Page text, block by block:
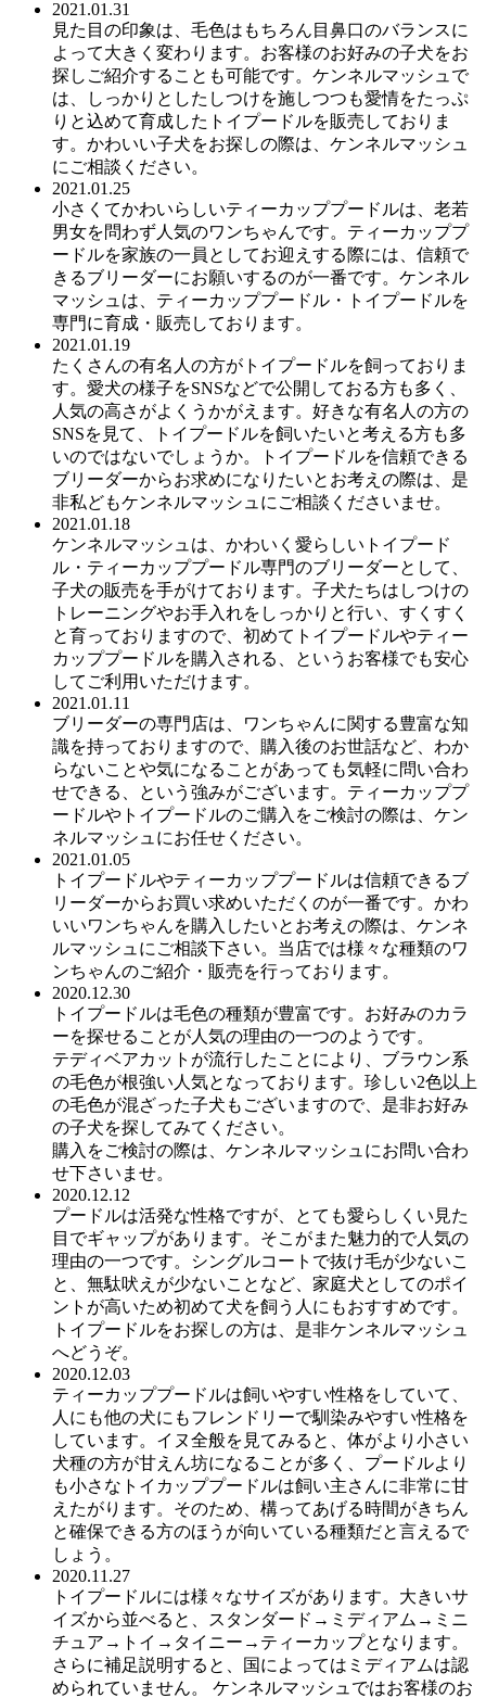
2021.01.31
見た目の印象は、毛色はもちろん目鼻口のバランスに
よって大きく変わります。お客様のお好みの子犬をお
探しご紹介することも可能です。ケンネルマッシュで
は、しっかりとしたしつけを施しつつも愛情をたっぷ
りと込めて育成したトイプードルを販売しておりま
す。かわいい子犬をお探しの際は、ケンネルマッシュ
にご相談ください。
2021.01.25
小さくてかわいらしいティーカッププードルは、老若
男女を問わず人気のワンちゃんです。ティーカッププ
ードルを家族の一員としてお迎えする際には、信頼で
きるブリーダーにお願いするのが一番です。ケンネル
マッシュは、ティーカッププードル・トイプードルを
専門に育成・販売しております。
2021.01.19
たくさんの有名人の方がトイプードルを飼っておりま
す。愛犬の様子をSNSなどで公開しておる方も多く、
人気の高さがよくうかがえます。好きな有名人の方の
SNSを見て、トイプードルを飼いたいと考える方も多
いのではないでしょうか。トイプードルを信頼できる
ブリーダーからお求めになりたいとお考えの際は、是
非私どもケンネルマッシュにご相談くださいませ。
2021.01.18
ケンネルマッシュは、かわいく愛らしいトイプード
ル・ティーカッププードル専門のブリーダーとして、
子犬の販売を手がけております。子犬たちはしつけの
トレーニングやお手入れをしっかりと行い、すくすく
と育っておりますので、初めてトイプードルやティー
カッププードルを購入される、というお客様でも安心
してご利用いただけます。
2021.01.11
ブリーダーの専門店は、ワンちゃんに関する豊富な知
識を持っておりますので、購入後のお世話など、わか
らないことや気になることがあっても気軽に問い合わ
せできる、という強みがございます。ティーカッププ
ードルやトイプードルのご購入をご検討の際は、ケン
ネルマッシュにお任せください。
2021.01.05
トイプードルやティーカッププードルは信頼できるブ
リーダーからお買い求めいただくのが一番です。かわ
いいワンちゃんを購入したいとお考えの際は、ケンネ
ルマッシュにご相談下さい。当店では様々な種類のワ
ンちゃんのご紹介・販売を行っております。
2020.12.30
トイプードルは毛色の種類が豊富です。お好みのカラ
ーを探せることが人気の理由の一つのようです。
テディベアカットが流行したことにより、ブラウン系
の毛色が根強い人気となっております。珍しい2色以上
の毛色が混ざった子犬もございますので、是非お好み
の子犬を探してみてください。
購入をご検討の際は、ケンネルマッシュにお問い合わ
せ下さいませ。
2020.12.12
プードルは活発な性格ですが、とても愛らしくい見た
目でギャップがあります。そこがまた魅力的で人気の
理由の一つです。シングルコートで抜け毛が少ないこ
と、無駄吠えが少ないことなど、家庭犬としてのポイ
ントが高いため初めて犬を飼う人にもおすすめです。
トイプードルをお探しの方は、是非ケンネルマッシュ
へどうぞ。
2020.12.03
ティーカッププードルは飼いやすい性格をしていて、
人にも他の犬にもフレンドリーで馴染みやすい性格を
しています。イヌ全般を見てみると、体がより小さい
犬種の方が甘えん坊になることが多く、プードルより
も小さなトイカッププードルは飼い主さんに非常に甘
えたがります。そのため、構ってあげる時間がきちん
と確保できる方のほうが向いている種類だと言えるで
しょう。
2020.11.27
トイプードルには様々なサイズがあります。大きいサ
イズから並べると、スタンダード→ミディアム→ミニ
チュア→トイ→タイニー→ティーカップとなります。
さらに補足説明すると、国によってはミディアムは認
められていません。 ケンネルマッシュではお客様のお